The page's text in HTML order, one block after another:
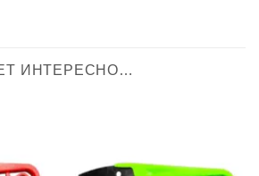
ИНТЕРЕСНО…